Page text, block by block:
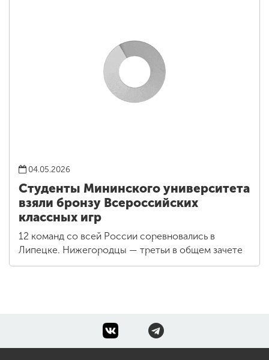
04.05.2026
Липецке. Нижегородцы — третьи в общем зачете